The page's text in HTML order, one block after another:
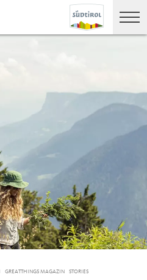
GREATTHINGS MAGAZIN
STORIES